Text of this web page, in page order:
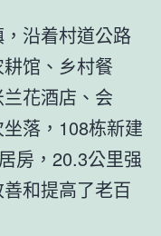
沿着村道公路
馆、乡村餐
花酒店、会
落，108栋新建
房，20.3公里强
和提高了老百